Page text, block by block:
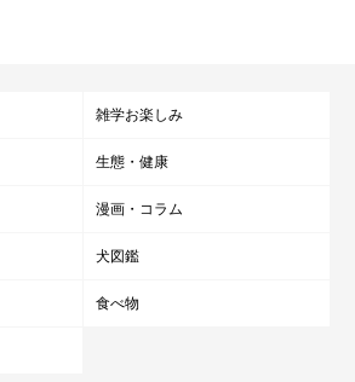
雑学お楽しみ
生態・健康
漫画・コラム
犬図鑑
食べ物